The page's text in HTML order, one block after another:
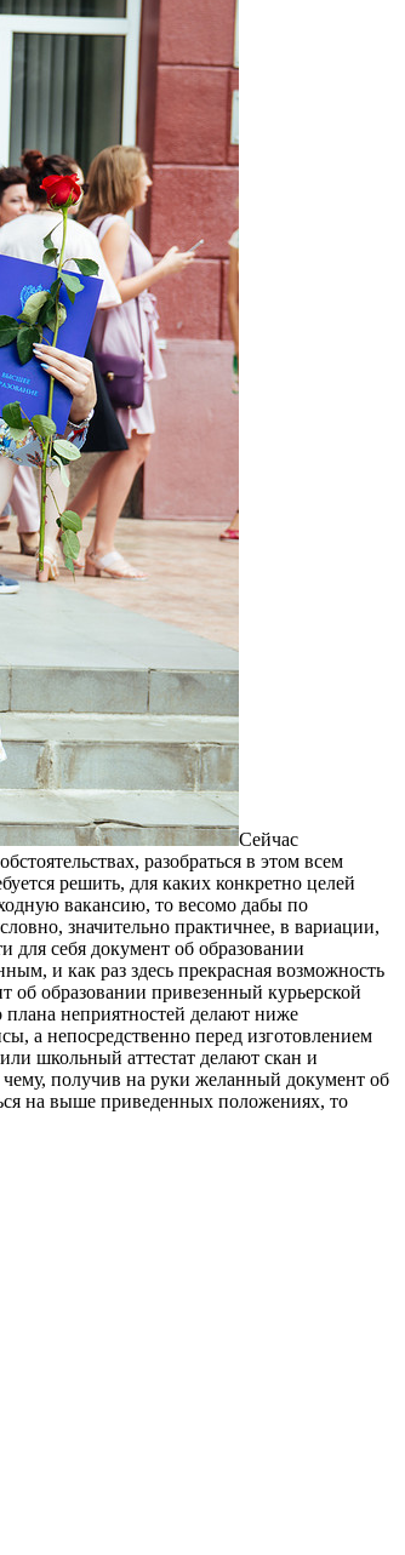
Сeйчaс
разобраться в этом всем
решить, для каких конкретно целей
вакансию, то весомо дабы по
значительно практичнее, в вариации,
для себя документ об образовании
и как раз здесь прекрасная возможность
об образовании привезенный курьерской
плана неприятностей делают ниже
а непосредственно перед изготовлением
школьный аттестат делают скан и
получив на руки желанный документ об
на выше приведенных положениях, то